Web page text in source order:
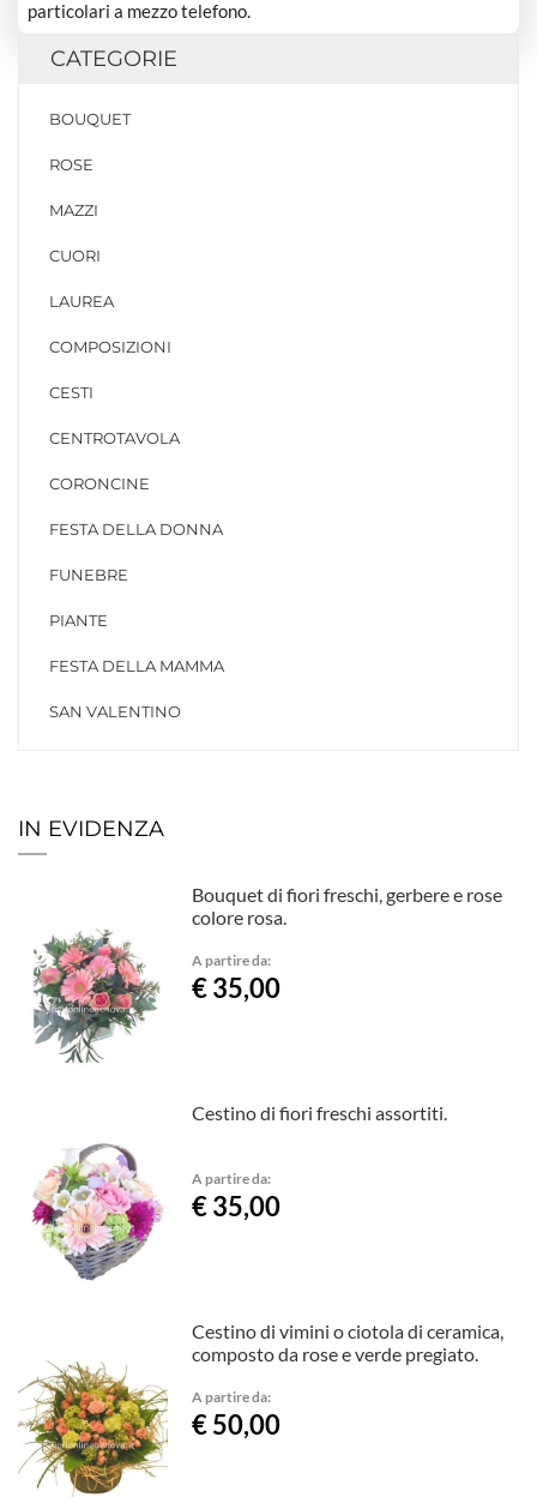
particolari a mezzo telefono.
CATEGORIE
BOUQUET
ROSE
MAZZI
CUORI
LAUREA
COMPOSIZIONI
CESTI
CENTROTAVOLA
CORONCINE
FESTA DELLA DONNA
FUNEBRE
PIANTE
FESTA DELLA MAMMA
SAN VALENTINO
IN EVIDENZA
Bouquet di fiori freschi, gerbere e rose
colore rosa.
A partire da:
€ 35,00
Cestino di fiori freschi assortiti.
A partire da:
€ 35,00
Cestino di vimini o ciotola di ceramica,
composto da rose e verde pregiato.
A partire da:
€ 50,00